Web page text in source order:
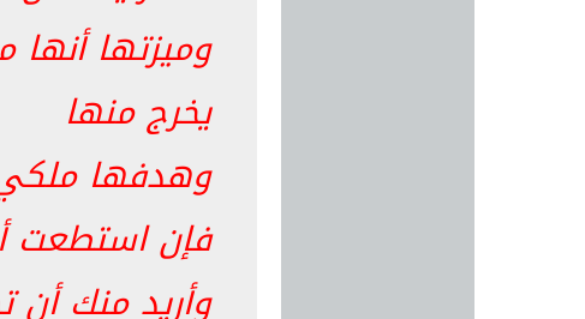
وميزتها
يخرج منها
وهدفها ملكي
فإن استطعت
وأريد منك أن